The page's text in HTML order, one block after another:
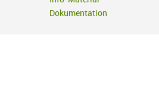
Dokumentation